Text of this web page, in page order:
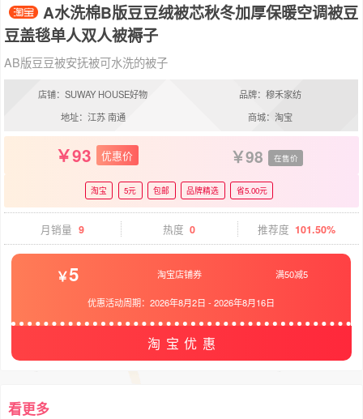
A水洗棉B版豆豆绒被芯秋冬加厚保暖空调被豆
豆盖毯单人双人被褥子
AB版豆豆被安抚被可水洗的被子
店铺：SUWAY HOUSE好物
品牌：穆禾家纺
地址：江苏 南通
商城：淘宝
93 优惠价 98 在售价
淘宝 5元 包邮 品牌精选 省5.00元
月销量 9 热度 0 推荐度 101.50%
5 淘宝店铺券 满50减5
优惠活动周期：2026年8月2日 -2026年8月16日
淘宝优惠
看更多